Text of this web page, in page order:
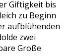
Giftigkeit bis
zu Beginn
aufblühenden
zwei
Große